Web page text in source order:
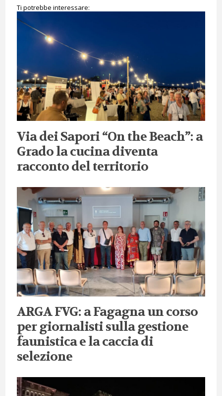
Ti potrebbe interessare:
Via dei Sapori “On the Beach”: a
Grado la cucina diventa
racconto del territorio
ARGA FVG: a Fagagna un corso
per giornalisti sulla gestione
faunistica e la caccia di
selezione